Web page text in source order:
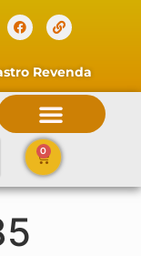
Revenda
0